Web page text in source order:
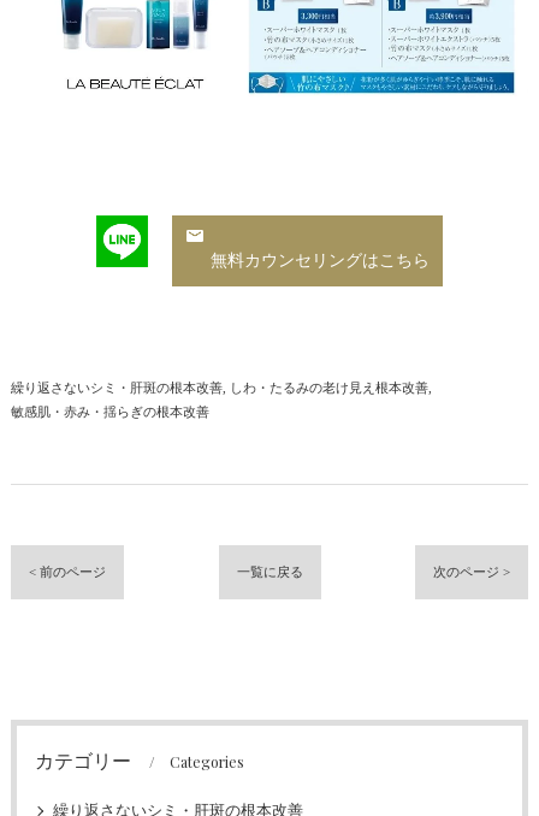
無料カウンセリングはこちら
繰り返さないシミ・肝斑の根本改善
しわ・たるみの老け見え根本改善
敏感肌・赤み・揺らぎの根本改善
< 前のページ 一覧に戻る 次のページ >
カテゴリー Categories
繰り返さないシミ・肝斑の根本改善